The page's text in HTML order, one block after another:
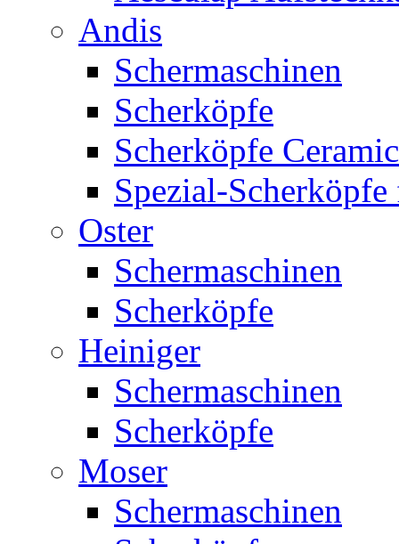
Andis
Schermaschinen
Scherköpfe
Scherköpfe Ceramic
Spezial-
Oster
Schermaschinen
Scherköpfe
Heiniger
Schermaschinen
Scherköpfe
Moser
Schermaschinen